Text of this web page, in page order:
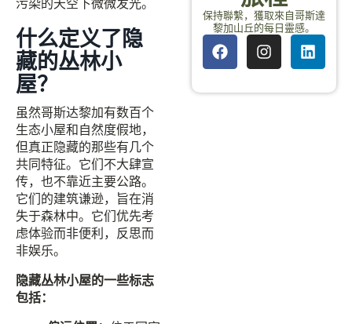
污染的天空下微微发光。
什么定义了隐
藏的丛林小
屋？
虽然哥斯达黎加有数百个
生态小屋和自然度假地，
但真正隐藏的那些有几个
共同特征。它们不大肆宣
传，也不靠近主要公路。
它们的建筑谦逊，旨在消
失于森林中。它们优先考
虑体验而非便利，反思而
非娱乐。
隐藏丛林小屋的一些标志
包括：
保持聯繫，獲取來自哥斯達
黎加山丘的每日靈感。